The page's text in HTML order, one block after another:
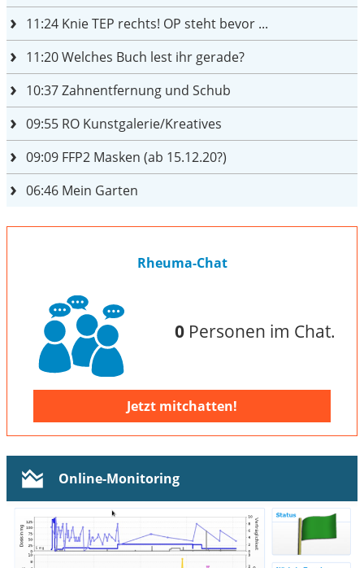
11:24 Knie TEP rechts! OP steht bevor ...
11:20Welches Buch lest ihr gerade?
10:37Zahnentfernung und Schub
09:55 RO Kunstgalerie/Kreatives
09:09 FFP2 Masken (ab 15.12.20?)
06:46 Mein Garten
Rheuma-Chat
0Personen im Chat.
Jetzt mitchatten!
Online-Monitoring